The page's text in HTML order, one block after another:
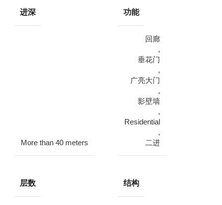
进深
More than 40 meters
功能
回廊
,
垂花门
,
广亮大门
,
影壁墙
,
Residential
,
二进
层数 结构